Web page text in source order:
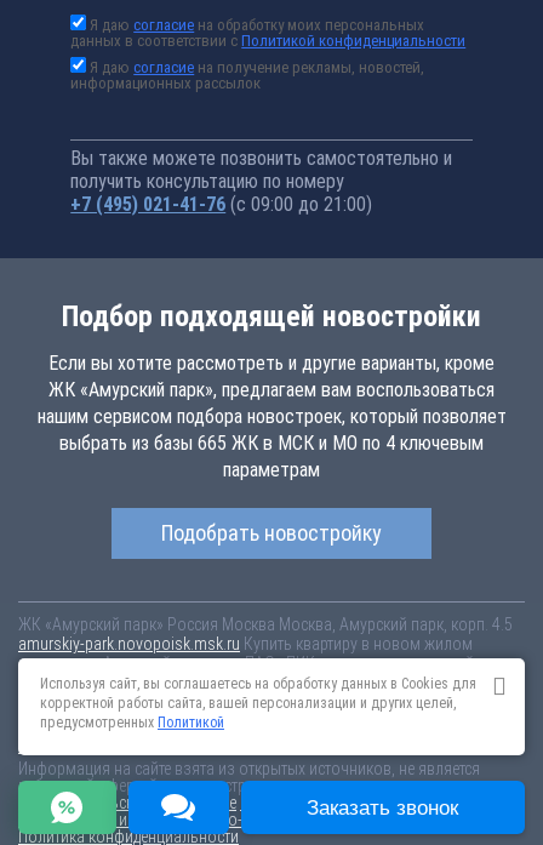
Я даюсогласие на обработку моих персональных
данных в соответствии сПолитикой конфиденциальности
Я даюсогласие на получение рекламы, новостей,
информационных рассылок
Вы также можете позвонить самостоятельно и
получить консультацию по номеру
+7 (495) 021-41-76 (с 09:00 до 21:00)
Подбор подходящей новостройки
Если вы хотите рассмотреть и другие варианты, кроме
ЖК «Амурский парк», предлагаем вам воспользоваться
нашим сервисом подбора новостроек, который позволяет
выбрать из базы 665 ЖК в МСК и МО по 4 ключевым
параметрам
Подобрать новостройку
ЖК «Амурский парк» Россия Москва Москва, Амурский парк, корп. 4.5
amurskiy-park.novopoisk.msk.ru Купить квартиру в новом жилом
комплексе «Амурский парк» от «ПАО «ПИК-специализированный
застройщик»» в районе Гольяново. Квартиры различных планировок
от 11.88 млн рублей!
Информация на сайте взята из открытых источников, не является
публичной офертой и распространяется для ознакомления.
Пользовательское соглашение
Соглашение о размещении
Пояснение об информационно-рекламном характере сведений
Политика конфиденциальности
Используя сайт, вы соглашаетесь на обработку данных в Cookies для
корректной работы сайта, вашей персонализации и других целей,
предусмотренных Политикой
Заказать звонок